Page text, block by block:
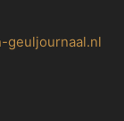
geuljournaal.nl